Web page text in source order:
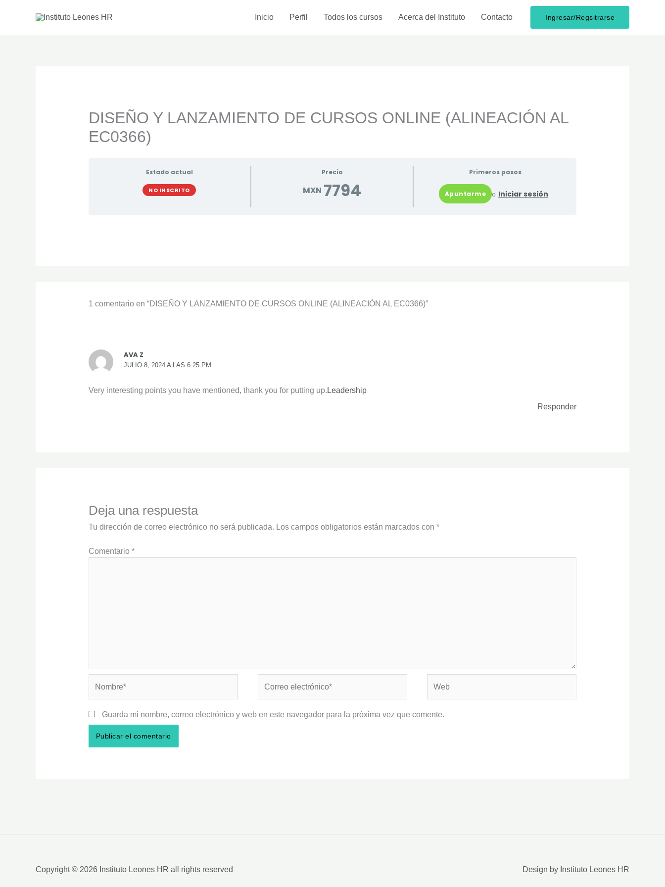
Inicio Perfil Todos los cursos Acerca del Instituto Contacto Ingresar/Regsitrarse
DISEÑO Y LANZAMIENTO DE CURSOS ONLINE (ALINEACIÓN AL
EC0366)
Estado actual
NO INSCRITO
Precio
MXN 7794
Primeros pasos
o Iniciar sesión
1 comentario en “DISEÑO Y LANZAMIENTO DE CURSOS ONLINE (ALINEACIÓN AL EC0366)”
AVA Z
JULIO 8, 2024 A LAS 6:25 PM
Very interesting points you have mentioned, thank you for putting up. Leadership
Responder
Deja una respuesta
Tu dirección de correo electrónico no será publicada. Los campos obligatorios están marcados con *
Comentario *
electrónico*
Guarda mi nombre, correo electrónico y web en este navegador para la próxima vez que comente.
Copyright © 2026 Instituto Leones HR all rights reserved Design by Instituto Leones HR